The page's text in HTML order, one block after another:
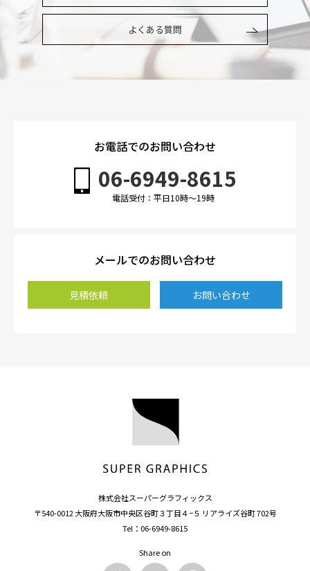
よくある質問
お電話でのお問い合わせ
06-6949-8615
電話受付：平日10時〜19時
メールでのお問い合わせ
見積依頼 お問い合わせ
株式会社スーパーグラフィックス
〒540-0012 大阪府大阪市中央区谷町３丁目４−５ リアライズ谷町 702号
Tel： 06-6949-8615
Share on